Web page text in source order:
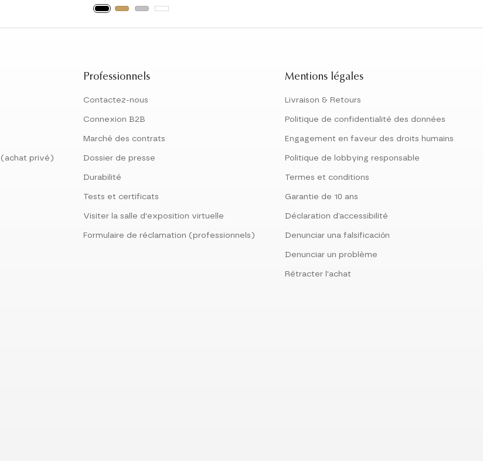
(achat privé)
Professionnels
Contactez-nous
Connexion B2B
Marché des contrats
Dossier de presse
Durabilité
Tests et certificats
Visiter la salle d'exposition virtuelle
Formulaire de réclamation (professionnels)
Mentions légales
Livraison & Retours
Politique de confidentialité des données
Engagement en faveur des droits humains
Politique de lobbying responsable
Termes et conditions
Garantie de 10 ans
Déclaration d’accessibilité
Denunciar una falsificación
Denunciar un problème
Rétracter l'achat